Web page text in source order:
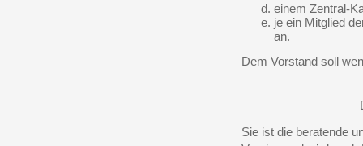
einem Zentral-
je ein Mitglied
an.
Dem Vorstand soll
Sie ist die beratende